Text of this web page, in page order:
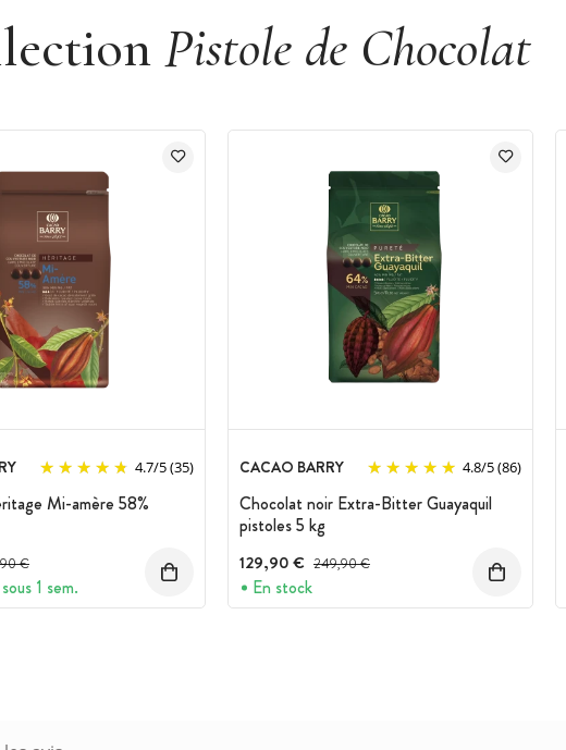
Pistole de Chocolat
4.7/5(35)
Mi-amère 58%
réduction :
€
1 sem.
CACAO BARRY 4.8/5(86)
Chocolat noir Extra-Bitter Guayaquil
pistoles 5 kg
129,90 € Prix avant réduction :
249,90 €
En stock